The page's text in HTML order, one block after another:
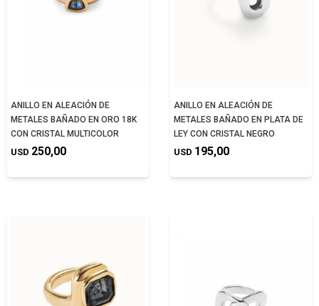
ANILLO EN ALEACIÓN DE
METALES BAÑADO EN ORO 18K
CON CRISTAL MULTICOLOR
USD 250,00
ANILLO EN ALEACIÓN DE
METALES BAÑADO EN PLATA DE
LEY CON CRISTAL NEGRO
USD 195,00